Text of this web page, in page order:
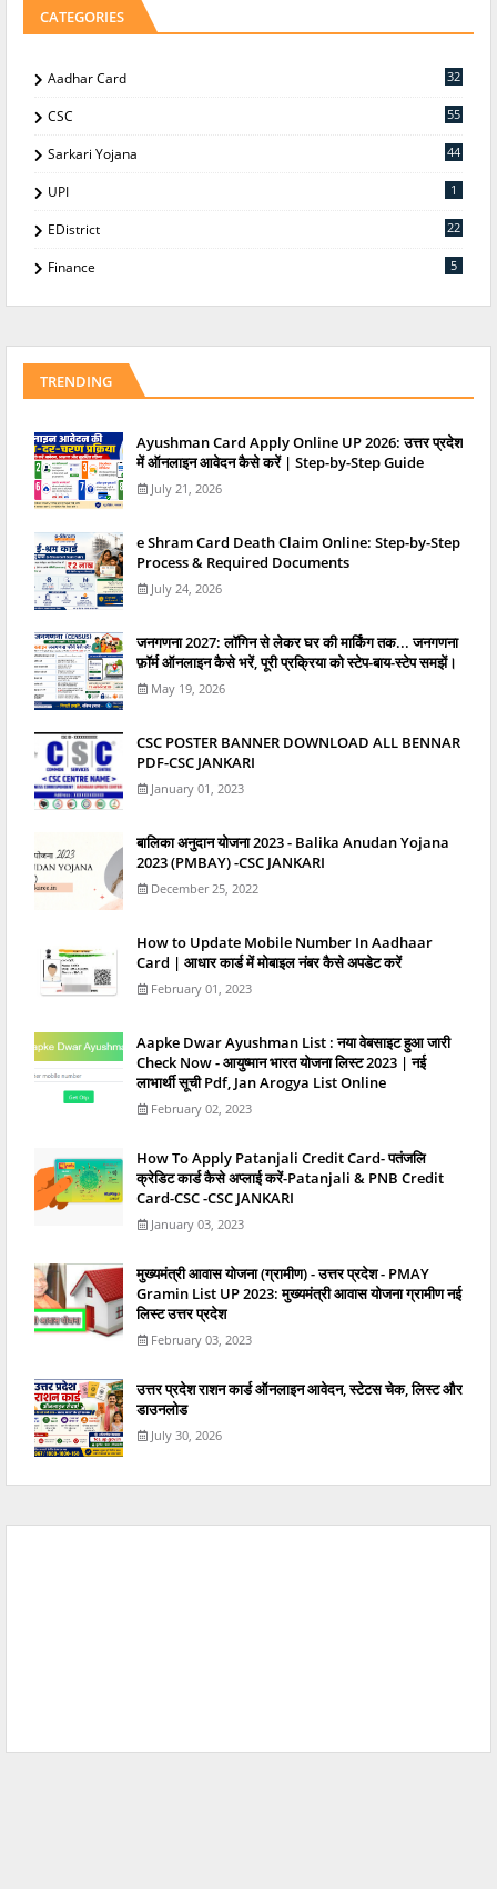
CATEGORIES
Aadhar Card 32
CSC 55
Sarkari Yojana 44
UPI 1
EDistrict 22
Finance 5
TRENDING
Ayushman Card Apply Online UP 2026: उत्तर प्रदेश
में ऑनलाइन आवेदन कैसे करें | Step-by-Step Guide
July 21, 2026
e Shram Card Death Claim Online: Step-by-Step
Process & Required Documents
July 24, 2026
जनगणना 2027: लॉगिन से लेकर घर की मार्किंग तक... जनगणना
फ़ॉर्म ऑनलाइन कैसे भरें, पूरी प्रक्रिया को स्टेप-बाय-स्टेप समझें।
May 19, 2026
CSC POSTER BANNER DOWNLOAD ALL BENNAR
PDF-CSC JANKARI
January 01, 2023
बालिका अनुदान योजना 2023 - Balika Anudan Yojana
2023 (PMBAY) -CSC JANKARI
December 25, 2022
How to Update Mobile Number In Aadhaar
Card | आधार कार्ड में मोबाइल नंबर कैसे अपडेट करें
February 01, 2023
Aapke Dwar Ayushman List : नया वेबसाइट हुआ जारी
Check Now - आयुष्मान भारत योजना लिस्ट 2023 | नई
लाभार्थी सूची Pdf, Jan Arogya List Online
February 02, 2023
How To Apply Patanjali Credit Card- पतंजलि
क्रेडिट कार्ड कैसे अप्लाई करें-Patanjali & PNB Credit
Card-CSC -CSC JANKARI
January 03, 2023
मुख्यमंत्री आवास योजना (ग्रामीण) - उत्तर प्रदेश - PMAY
Gramin List UP 2023: मुख्यमंत्री आवास योजना ग्रामीण नई
लिस्ट उत्तर प्रदेश
February 03, 2023
उत्तर प्रदेश राशन कार्ड ऑनलाइन आवेदन, स्टेटस चेक, लिस्ट और
डाउनलोड
July 30, 2026